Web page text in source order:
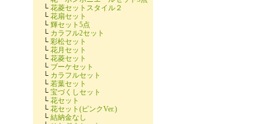
└ 花菱セットスタイル２
└ 花扇セット
└ 輝セット5点
└ カラフル2セット
└ 彩松セット
└ 花月セット
└ 花菱セット
└ ブーケセット
└ カラフルセット
└ 若葉セット
└ 宝づくしセット
└ 花セット
└ 花セット(ピンクVer.)
└ 結納金なし